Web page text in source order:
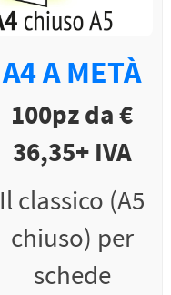
A4 A METÀ
100pz da €
36,35+ IVA
Il classico (A5
chiuso) per
schede